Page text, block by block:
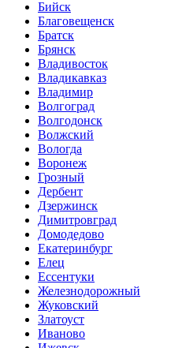
Бийск
Благовещенск
Братск
Брянск
Владивосток
Владикавказ
Владимир
Волгоград
Волгодонск
Волжский
Вологда
Воронеж
Грозный
Дербент
Дзержинск
Димитровград
Домодедово
Екатеринбург
Елец
Ессентуки
Железнодорожный
Жуковский
Златоуст
Иваново